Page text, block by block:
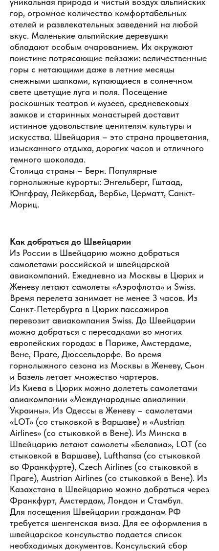
гор, огромное количество комфортабельных
отелей и развлекательных заведений на любой
вкус. Маленькие альпийские деревушки
обладают особым очарованием. Их окружают
поистине потрясающие пейзажи: величественные
горы с нетающими даже в летние месяцы
снежными шапками, купающиеся в солнечном
свете цветущие луга и поля. Посещение
роскошных театров и музеев, средневековых
замков и старинных монастырей доставит
истинное удовольствие ценителям культуры и
искусства. Швейцария – это страна процветания,
изысканного отдыха, дорогих часов и отличного
темного шоколада.
Столица страны – Берн. Популярные
горнолыжные курорты: Энгельберг, Гштаад,
Юнгфрау, Лейкербад, Вербье, Церматт, Санкт-
Мориц.
Как добраться до Швейцарии
Из России в Швейцарию можно добраться
самолетами российской и швейцарской
авиакомпаний. Ежедневно из Москвы в Цюрих и
Женеву летают самолеты «Аэрофлота» и Swiss.
Время перелета занимает не менее 3 часов. Из
Санкт-Петербурга в Цюрих пассажиров
перевозит авиакомпания Swiss. До Швейцарии
можно добраться с пересадками во многих
европейских городах: в Париже, Амстердаме,
Вене, Праге, Дюссельдорфе. Во время
горнолыжного сезона из Москвы в Женеву, Сьон
и Базель летает множество чартеров.
Из Киева в Цюрих можно долететь самолетами
авиакомпании «Международные авиалинии
Украины». Из Одессы в Женеву – самолетами
«LOT» (со стыковкой в Варшаве) и «Austrian
Airlines» (со стыковкой в Вене). Из Минска в
Швейцарию летают самолеты «Белавиа», LOT (со
стыковкой в Варшаве), Lufthansa (со стыковкой
во Франкфурте), Czech Airlines (со стыковкой в
Праге), Austrian Airlines (со стыковкой в Вене). Из
Казахстана в Швейцарию можно добраться через
Франкфурт, Амстердам, Лондон и Стамбул.
Для посещения Швейцарии гражданам РФ
требуется шенгенская виза. Для ее оформления в
швейцарское консульство подается список
необходимых документов. Консульский сбор